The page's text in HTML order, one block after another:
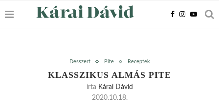
Desszert Pite Receptek
KLASSZIKUS ALMÁS PITE
írta Kárai Dávid
2020.10.18.